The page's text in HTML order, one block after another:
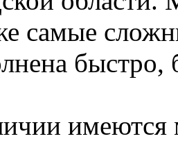
самые
быстро,